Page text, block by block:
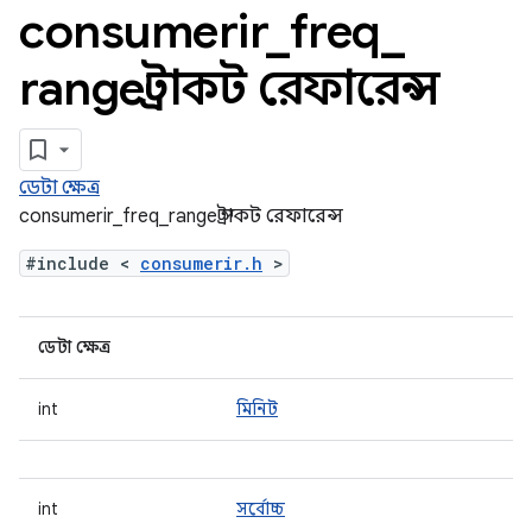
consumerir_ freq
range স্ট্রাকট রেফারেন্স
ডেটা ক্ষেত্র
consumerir_freq_range স্ট্রাকট রেফারেন্স
#include < consumerir.h >
ডেটা ক্ষেত্র
int মিনিট
int সর্বোচ্চ